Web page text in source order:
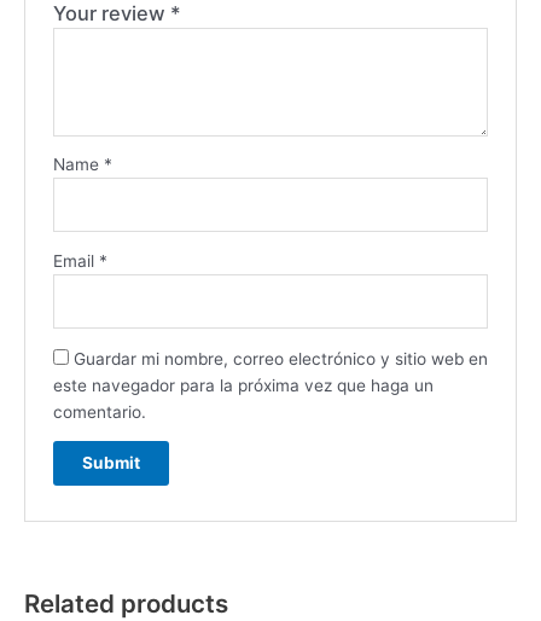
Your review *
Name *
Email *
Guardar mi nombre, correo electrónico y sitio web en
este navegador para la próxima vez que haga un
comentario.
Related products